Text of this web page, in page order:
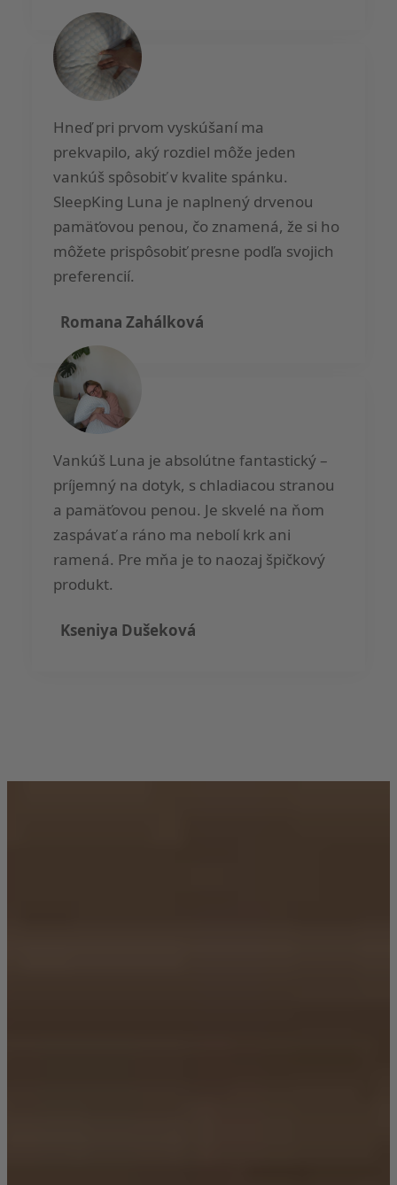
Hneď pri prvom vyskúšaní ma
prekvapilo, aký rozdiel môže jeden
vankúš spôsobiť v kvalite spánku.
SleepKing Luna je naplnený drvenou
pamäťovou penou, čo znamená, že si ho
môžete prispôsobiť presne podľa svojich
preferencií.
Romana Zahálková
Vankúš Luna je absolútne fantastický –
príjemný na dotyk, s chladiacou stranou
a pamäťovou penou. Je skvelé na ňom
zaspávať a ráno ma nebolí krk ani
ramená. Pre mňa je to naozaj špičkový
produkt.
Kseniya Dušeková